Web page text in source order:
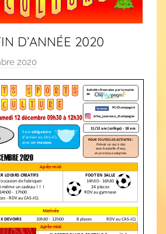
D’ANNÉE 2020
2020
a
r
C
A
S